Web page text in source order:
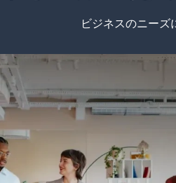
ビジネスのニー